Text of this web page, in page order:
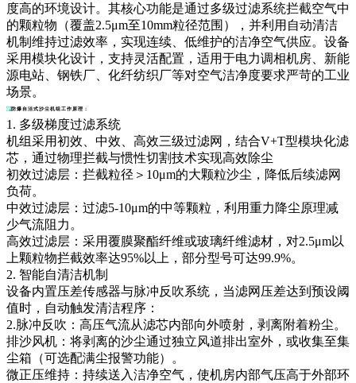
度高的环境设计。其核心功能是通过多级过滤系统拦截空气中
的颗粒物（覆盖2.5μm至10mm粒径范围），并利用自动清洁
机制维持过滤效率，实现连续、低维护的洁净空气供应。设备
采用模块化设计，支持灵活配置，适用于电力调相机房、新能
源电站、钢铁厂、化纤纺织厂等对空气洁净度要求严苛的工业
场景。
防爆自洁式沙尘机组工作原理：
1. 多级梯度过滤系统
机组采用初效、中效、高效三级过滤网，结合V+T型模块化滤
芯，通过物理拦截与惯性切割技术实现高效除尘
初效过滤层：拦截粒径＞10μm的大颗粒沙尘，降低后续滤网
负荷。
中效过滤层：过滤5-10μm的中等颗粒，利用重力降尘原理减
少气流阻力。
高效过滤层：采用覆膜聚酯纤维或玻璃纤维滤材，对2.5μm以
上颗粒物拦截效率达95%以上，部分型号可达99.9%。
2. 智能自清洁机制
设备内置压差传感器与脉冲反吹系统，当滤网压差达到预设阈
值时，自动触发清洁程序：
2.脉冲反吹：高压气流从滤芯内部向外喷射，剥离附着粉尘。
排沙风机：将剥离的沙尘通过独立风道排出室外，或收集至集
尘箱（可选配满尘报警功能）。
微正压维持：持续送入洁净空气，使机房内部气压高于外部环